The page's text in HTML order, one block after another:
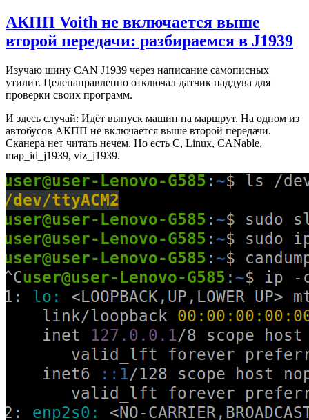
АКПП Voith не включается выше
второй передачи: разбираемся в J1939
Изучаю шину CAN J1939 через написание самописных
утилит. Целенаправленно отключал датчик наддува для
проверки своих программ.
И здесь случай: Идёт выпуск машин на маршрут. На одном из
автобусов АКПП не включается выше второй передачи.
Сканера нет читать нечем. Но есть C, Linux, CANable,
map_id_j1939, viz_j1939.